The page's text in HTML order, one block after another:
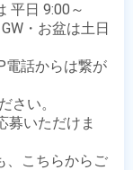
平日 9:00～
・お盆は土日
電話からは繋が
さい。
募いただけま
、こちらからご